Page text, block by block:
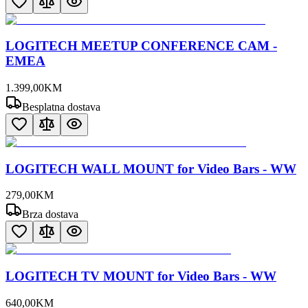
LOGITECH MEETUP CONFERENCE CAM -
EMEA
1.399,00KM
Besplatna dostava
LOGITECH WALL MOUNT for Video Bars - WW
279,00KM
Brza dostava
LOGITECH TV MOUNT for Video Bars - WW
640,00KM